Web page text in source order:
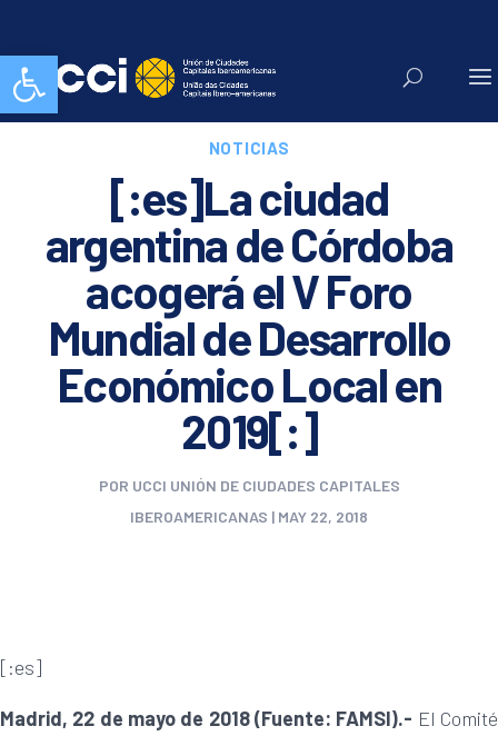
Abrir barra de herramientas
NOTICIAS
[:es]La ciudad
argentina de Córdoba
acogerá el V Foro
Mundial de Desarrollo
Económico Local en
2019[:]
POR UCCI UNIÓN DE CIUDADES CAPITALES
IBEROAMERICANAS | MAY 22, 2018
[:es]
Madrid, 22 de mayo de 2018 (Fuente: FAMSI).- El Comité